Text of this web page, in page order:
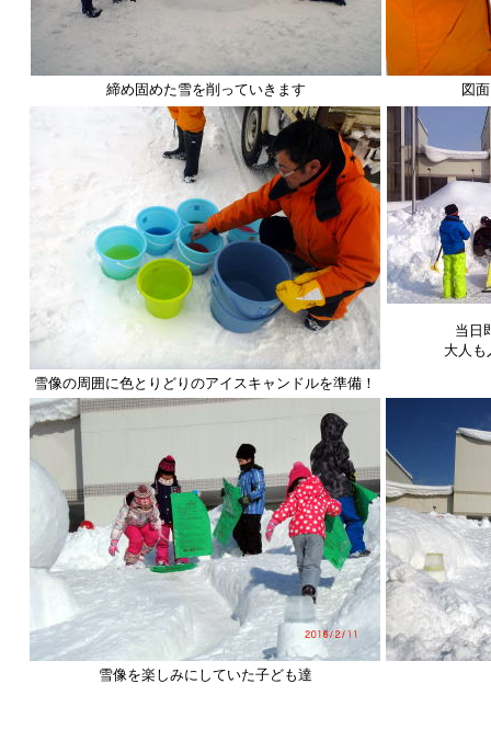
締め固めた雪を削っていきます 図
当日
大人も
雪像の周囲に色とりどりのアイスキャンドルを準備！
雪像を楽しみにしていた子ども達